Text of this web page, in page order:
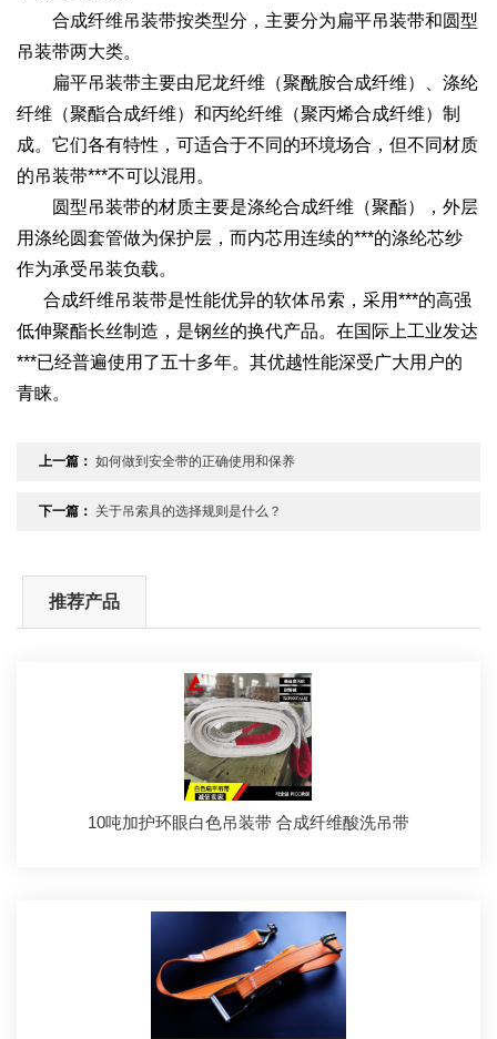
合成纤维吊装带按类型分，主要分为扁平吊装带和圆型
吊装带两大类。
扁平吊装带主要由尼龙纤维（聚酰胺合成纤维）、涤纶
纤维（聚酯合成纤维）和丙纶纤维（聚丙烯合成纤维）制
成。它们各有特性，可适合于不同的环境场合，但不同材质
的吊装带***不可以混用。
圆型吊装带的材质主要是涤纶合成纤维（聚酯），外层
用涤纶圆套管做为保护层，而内芯用连续的***的涤纶芯纱
作为承受吊装负载。
合成纤维吊装带是性能优异的软体吊索，采用***的高强
低伸聚酯长丝制造，是钢丝的换代产品。在国际上工业发达
***已经普遍使用了五十多年。其优越性能深受广大用户的
青睐。
上一篇： 如何做到安全带的正确使用和保养
下一篇： 关于吊索具的选择规则是什么？
推荐产品
10吨加护环眼白色吊装带 合成纤维酸洗吊带